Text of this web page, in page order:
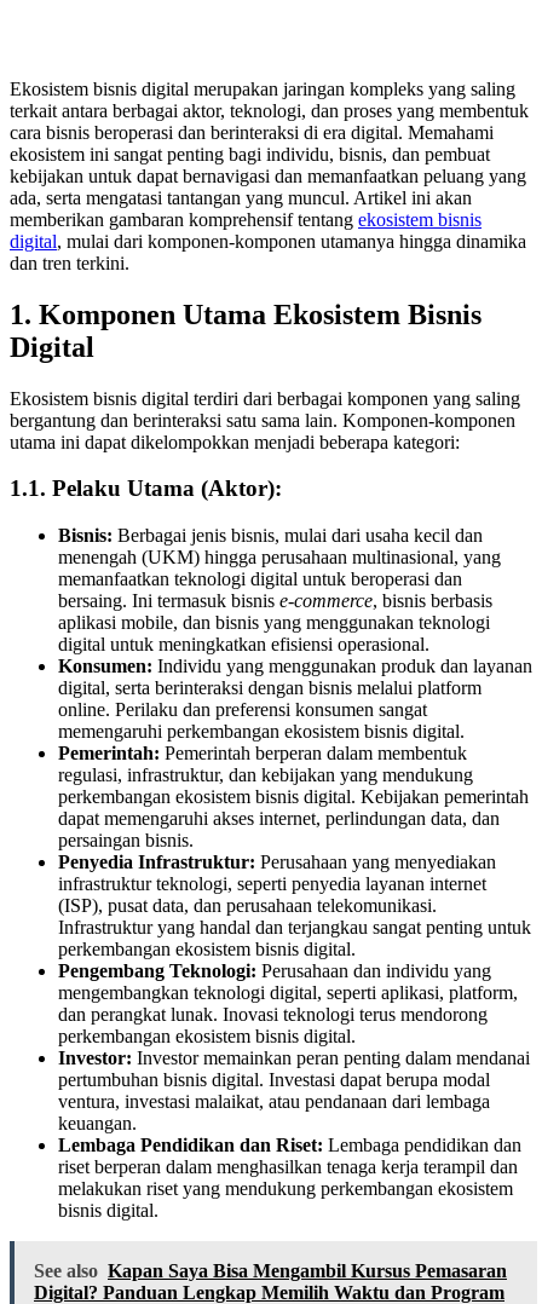
Ekosistem bisnis digital merupakan jaringan kompleks yang saling
terkait antara berbagai aktor, teknologi, dan proses yang membentuk
cara bisnis beroperasi dan berinteraksi di era digital. Memahami
ekosistem ini sangat penting bagi individu, bisnis, dan pembuat
kebijakan untuk dapat bernavigasi dan memanfaatkan peluang yang
ada, serta mengatasi tantangan yang muncul. Artikel ini akan
memberikan gambaran komprehensif tentang ekosistem bisnis
digital, mulai dari komponen-komponen utamanya hingga dinamika
dan tren terkini.
1. Komponen Utama Ekosistem Bisnis
Digital
Ekosistem bisnis digital terdiri dari berbagai komponen yang saling
bergantung dan berinteraksi satu sama lain. Komponen-komponen
utama ini dapat dikelompokkan menjadi beberapa kategori:
1.1. Pelaku Utama (Aktor):
Bisnis: Berbagai jenis bisnis, mulai dari usaha kecil dan
menengah (UKM) hingga perusahaan multinasional, yang
memanfaatkan teknologi digital untuk beroperasi dan
bersaing. Ini termasuk bisnis e-commerce, bisnis berbasis
aplikasi mobile, dan bisnis yang menggunakan teknologi
digital untuk meningkatkan efisiensi operasional.
Konsumen: Individu yang menggunakan produk dan layanan
digital, serta berinteraksi dengan bisnis melalui platform
online. Perilaku dan preferensi konsumen sangat
memengaruhi perkembangan ekosistem bisnis digital.
Pemerintah: Pemerintah berperan dalam membentuk
regulasi, infrastruktur, dan kebijakan yang mendukung
perkembangan ekosistem bisnis digital. Kebijakan pemerintah
dapat memengaruhi akses internet, perlindungan data, dan
persaingan bisnis.
Penyedia Infrastruktur: Perusahaan yang menyediakan
infrastruktur teknologi, seperti penyedia layanan internet
(ISP), pusat data, dan perusahaan telekomunikasi.
Infrastruktur yang handal dan terjangkau sangat penting untuk
perkembangan ekosistem bisnis digital.
Pengembang Teknologi: Perusahaan dan individu yang
mengembangkan teknologi digital, seperti aplikasi, platform,
dan perangkat lunak. Inovasi teknologi terus mendorong
perkembangan ekosistem bisnis digital.
Investor: Investor memainkan peran penting dalam mendanai
pertumbuhan bisnis digital. Investasi dapat berupa modal
ventura, investasi malaikat, atau pendanaan dari lembaga
keuangan.
Lembaga Pendidikan dan Riset: Lembaga pendidikan dan
riset berperan dalam menghasilkan tenaga kerja terampil dan
melakukan riset yang mendukung perkembangan ekosistem
bisnis digital.
See also Kapan Saya Bisa Mengambil Kursus Pemasaran
Digital? Panduan Lengkap Memilih Waktu dan Program